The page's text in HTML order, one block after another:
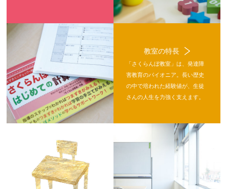
教室の特長
「さくらんぼ教室」は、発達障
害教育のパイオニア。長い歴史
の中で培われた経験値が、生徒
さんの人生を力強く支えます。